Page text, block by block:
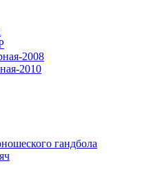
2008
2010
гандбола